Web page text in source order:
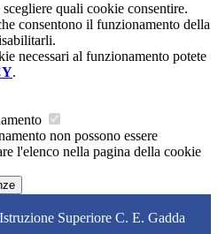
quali cookie consentire.
consentono il funzionamento della
necessari al funzionamento potete
.
non possono essere
l'elenco nella pagina della cookie
Superiore C. E. Gadda